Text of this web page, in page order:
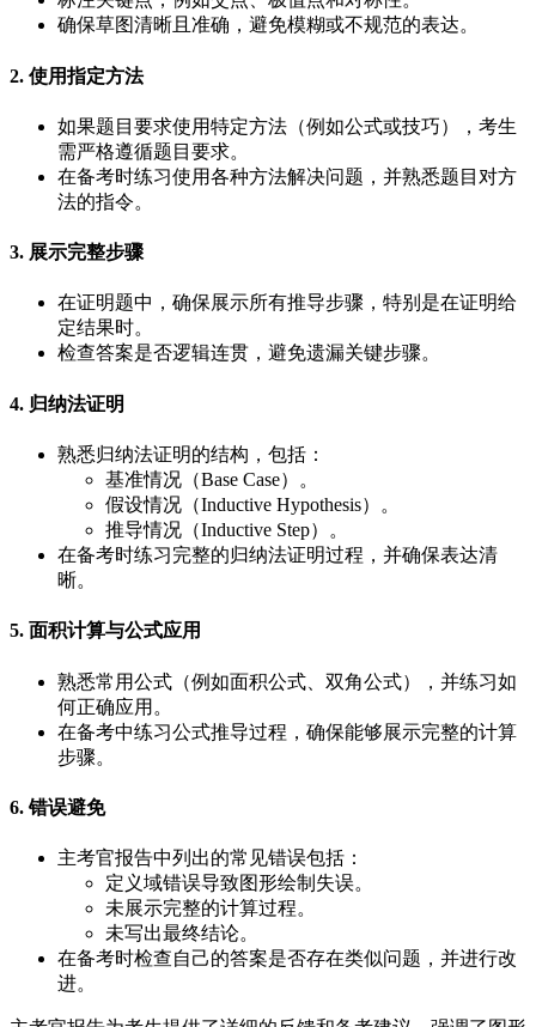
确保草图清晰且准确，避免模糊或不规范的表达。
2. 使用指定方法
如果题目要求使用特定方法（例如公式或技巧），考生
需严格遵循题目要求。
在备考时练习使用各种方法解决问题，并熟悉题目对方
法的指令。
3. 展示完整步骤
在证明题中，确保展示所有推导步骤，特别是在证明给
定结果时。
检查答案是否逻辑连贯，避免遗漏关键步骤。
4. 归纳法证明
熟悉归纳法证明的结构，包括：
基准情况（Base Case）。
假设情况（Inductive Hypothesis）。
推导情况（Inductive Step）。
在备考时练习完整的归纳法证明过程，并确保表达清
晰。
5. 面积计算与公式应用
熟悉常用公式（例如面积公式、双角公式），并练习如
何正确应用。
在备考中练习公式推导过程，确保能够展示完整的计算
步骤。
6. 错误避免
主考官报告中列出的常见错误包括：
定义域错误导致图形绘制失误。
未展示完整的计算过程。
未写出最终结论。
在备考时检查自己的答案是否存在类似问题，并进行改
进。